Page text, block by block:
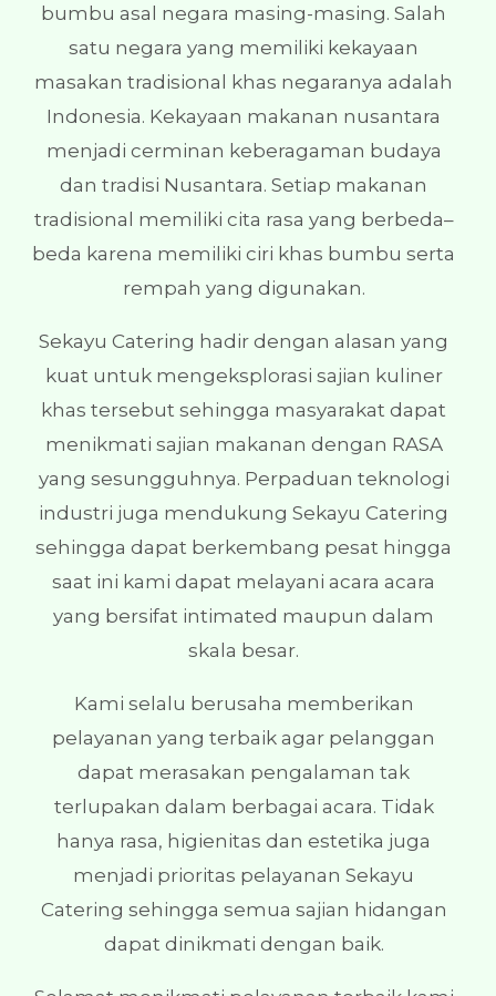
bumbu asal negara masing-masing. Salah
satu negara yang memiliki kekayaan
masakan tradisional khas negaranya adalah
Indonesia. Kekayaan makanan nusantara
menjadi cerminan keberagaman budaya
dan tradisi Nusantara. Setiap makanan
tradisional memiliki cita rasa yang berbeda–
beda karena memiliki ciri khas bumbu serta
rempah yang digunakan.
Sekayu Catering hadir dengan alasan yang
kuat untuk mengeksplorasi sajian kuliner
khas tersebut sehingga masyarakat dapat
menikmati sajian makanan dengan RASA
yang sesungguhnya. Perpaduan teknologi
industri juga mendukung Sekayu Catering
sehingga dapat berkembang pesat hingga
saat ini kami dapat melayani acara acara
yang bersifat intimated maupun dalam
skala besar.
Kami selalu berusaha memberikan
pelayanan yang terbaik agar pelanggan
dapat merasakan pengalaman tak
terlupakan dalam berbagai acara. Tidak
hanya rasa, higienitas dan estetika juga
menjadi prioritas pelayanan Sekayu
Catering sehingga semua sajian hidangan
dapat dinikmati dengan baik.